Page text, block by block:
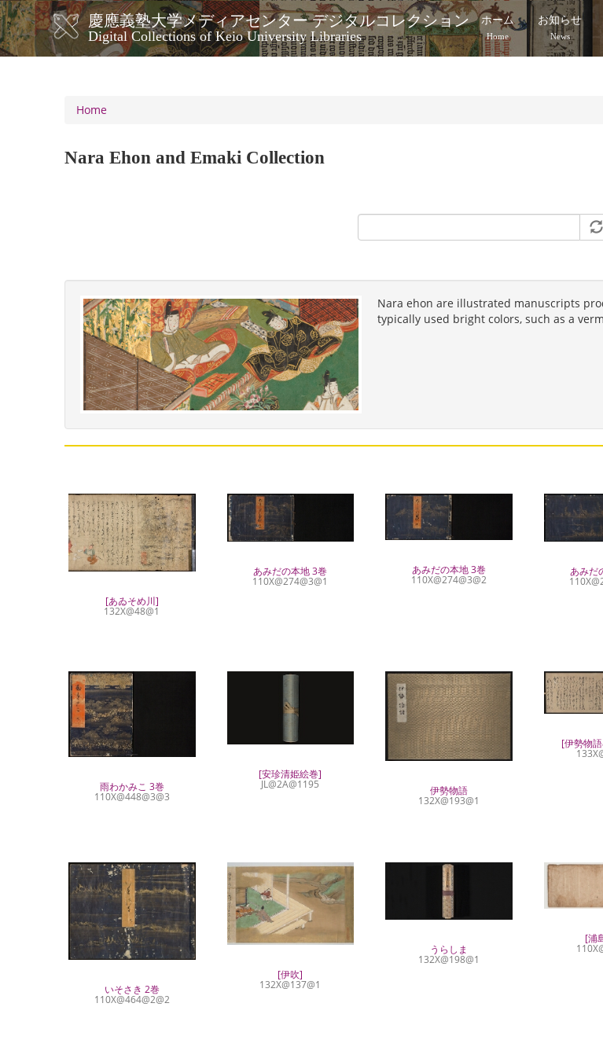
Skip
to
main
content
慶應義塾大学メディアセンター デジタルコレクション
Digital Collections of Keio University Libraries
メ
イ
ビ
シ
ホーム
Home
お知らせ
News
Home
Nara Ehon and Emaki Collection
Nara ehon are illustrated manuscripts
typically used bright colors, such as a
[あゐそめ川]
132X@48@1
あみだの本地 3巻
110X@274@3@1
あみだの本地 3巻
110X@274@3@2
あみだ
雨わかみこ 3巻
110X@448@3@3
[安珍清姫絵巻]
JL@2A@1195 伊勢物語
132X@193@1
[伊勢物
いそさき 2巻
110X@464@2@2
[伊吹]
132X@137@1
うらしま
132X@198@1
[浦